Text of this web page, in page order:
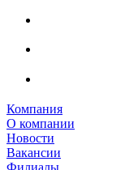
Компания
О компании
Новости
Вакансии
Филиалы